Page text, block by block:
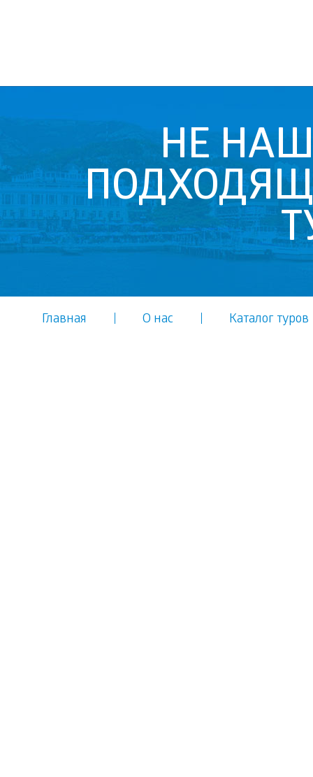
НЕ
Главная О нас Каталог туров